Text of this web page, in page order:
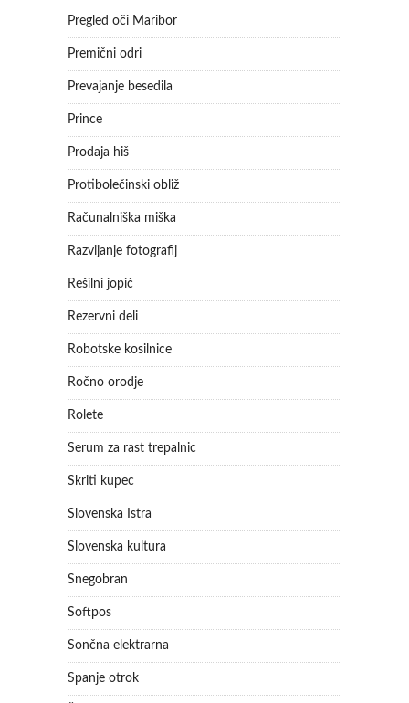
Pregled oči Maribor
Premični odri
Prevajanje besedila
Prince
Prodaja hiš
Protibolečinski obliž
Računalniška miška
Razvijanje fotografij
Rešilni jopič
Rezervni deli
Robotske kosilnice
Ročno orodje
Rolete
Serum za rast trepalnic
Skriti kupec
Slovenska Istra
Slovenska kultura
Snegobran
Softpos
Sončna elektrarna
Spanje otrok